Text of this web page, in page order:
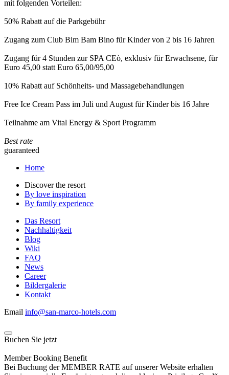
mit folgenden Vorteilen:
50% Rabatt auf die Parkgebühr
Zugang zum Club Bim Bam Bino für Kinder von 2 bis 16 Jahren
Zugang für 4 Stunden zur SPA CEò, exklusiv für Erwachsene, für
Euro 45,00 statt Euro 65,00/95,00
10% Rabatt auf Schönheits- und Massagebehandlungen
Free Ice Cream Pass im Juli und August für Kinder bis 16 Jahre
Teilnahme am Vital Energy & Sport Programm
Best rate
guaranteed
Home
Discover the resort
By love inspiration
By family experience
Das Resort
Nachhaltigkeit
Blog
Wiki
FAQ
News
Career
Bildergalerie
Kontakt
Email info@san-marco-hotels.com
Buchen Sie jetzt
Member Booking Benefit
Bei Buchung der MEMBER RATE auf unserer Website erhalten